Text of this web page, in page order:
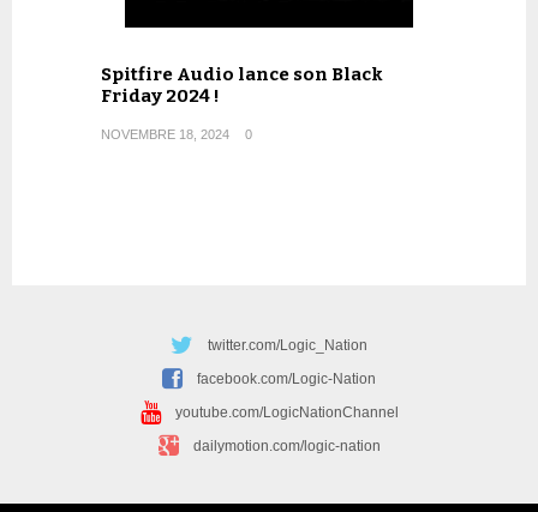
Spitfire Audio lance son Black
Friday 2024 !
NOVEMBRE 18, 2024 0
twitter.com/Logic_Nation
facebook.com/Logic-Nation
youtube.com/LogicNationChannel
dailymotion.com/logic-nation